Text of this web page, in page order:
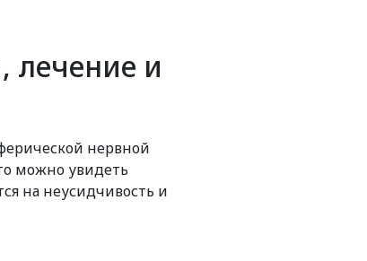
лечение и
нервной
можно увидеть
на неусидчивость и